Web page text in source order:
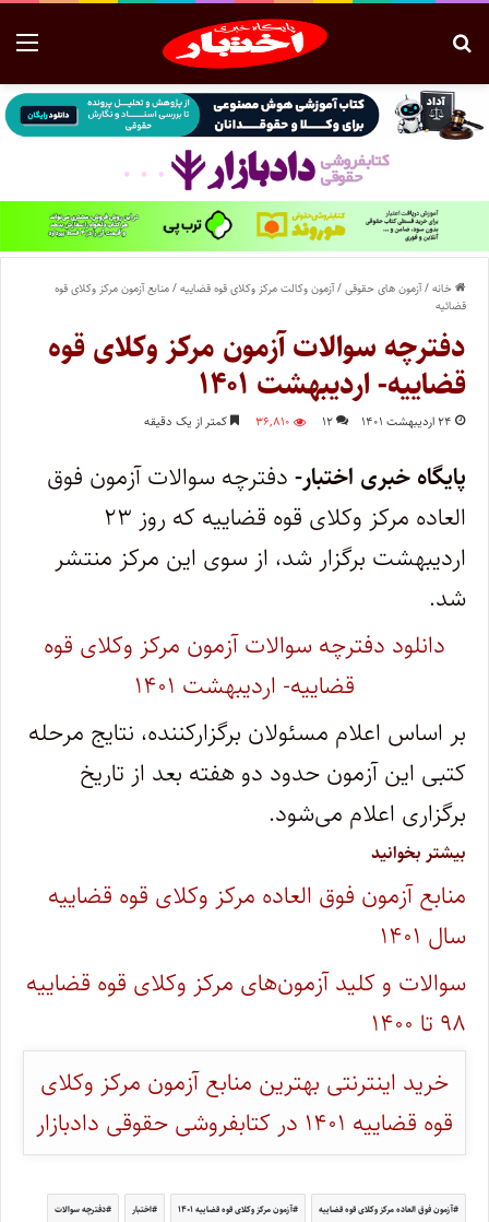
خانه/آزمون های حقوقی/آزمون وکالت مرکز وکلای قوه قضاییه/منابع آزمون مرکز وکلای قوه
قضائیه
دفترچه سوالات آزمون مرکز وکلای قوه
قضاییه- اردیبهشت ۱۴۰۱
۲۴ اردیبهشت ۱۴۰۱ ۱۲ ۳۶,۸۱۰ کمتر از یک دقیقه
پایگاه خبری اختبار- دفترچه سوالات آزمون فوق
العاده مرکز وکلای قوه قضاییه که روز ۲۳
اردیبهشت برگزار شد، از سوی این مرکز منتشر
شد.
دانلود دفترچه سوالات آزمون مرکز وکلای قوه
قضاییه- اردیبهشت ۱۴۰۱
بر اساس اعلام مسئولان برگزارکننده، نتایج مرحله
کتبی این آزمون حدود دو هفته بعد از تاریخ
برگزاری اعلام می‌شود.
بیشتر بخوانید
منابع آزمون فوق العاده مرکز وکلای قوه قضاییه
سال ۱۴۰۱
سوالات و کلید آزمون‌های مرکز وکلای قوه قضاییه
۹۸ تا ۱۴۰۰
خرید اینترنتی بهترین منابع آزمون مرکز وکلای
قوه قضاییه ۱۴۰۱ در کتابفروشی حقوقی دادبازار
آزمون فوق العاده مرکز وکلای قوه قضاییه آزمون مرکز وکلای قوه قضاییه ۱۴۰۱ اختبار دفترچه سوالات